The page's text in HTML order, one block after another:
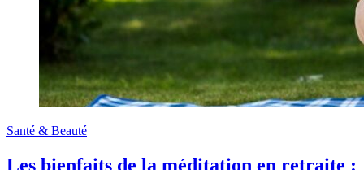
Santé & Beauté
Les bienfaits de la méditation en retraite :